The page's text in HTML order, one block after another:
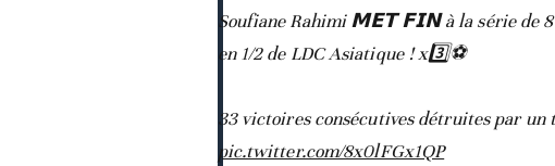
Soufiane Rahimi 𝗠𝗘𝗧 𝗙𝗜𝗡 à la série
en 1/2 de LDC Asiatique ! x3️⃣⚽️
33 victoires consécutives détruites par
pic.twitter.com/8x0lFGx1QP